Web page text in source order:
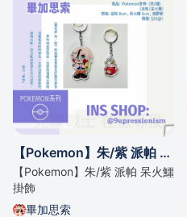
【Pokemon】朱/紫 派帕 呆火鱷 掛飾
【Pokemon】朱/紫 派帕 呆火鱷
掛飾
畢加思索